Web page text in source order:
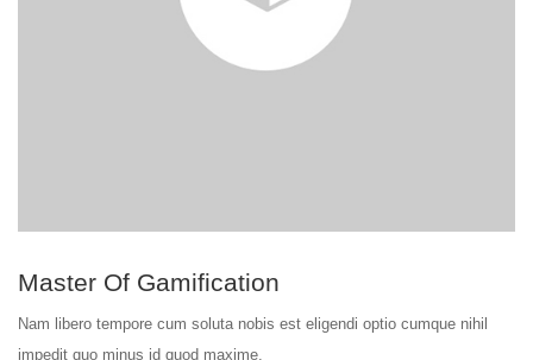
Master Of Gamification
Nam libero tempore cum soluta nobis est eligendi optio cumque nihil
impedit quo minus id quod maxime.